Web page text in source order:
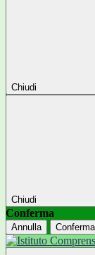
Chiudi
Chiudi
Conferma
Annulla Conferma